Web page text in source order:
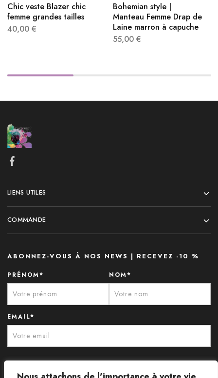
Chic veste Blazer chic
femme grandes tailles
40,00 €
Bohemian style​ |
Manteau Femme Drap de
Laine marron à capuche
55,00 €
LIENS UTILES
COMMANDE
ABONNEZ-VOUS À NOS NEWS | RECEVEZ -10 %
PRÉNOM* NOM*
EMAIL*